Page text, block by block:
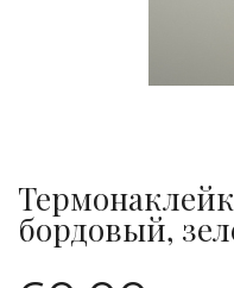
бордовый,